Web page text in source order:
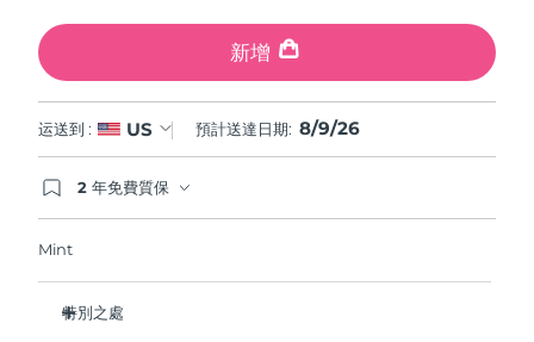
新增
运送到 : US 預計送達日期: 8/9/26
2 年免費質保
Mint
特別之處
瑞典 8/8/26
瑞士 預計送達日期8/8/26
台灣 預計送達日期8/13/26
泰國 預計送達日期8/12/26
阿拉伯聯合大公國